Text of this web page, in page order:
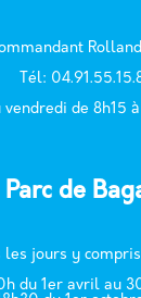
T él:
vendredi de 8h15
Parc de
les jours y
du 1er avril au